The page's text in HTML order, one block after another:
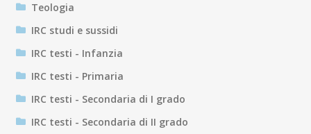
Teologia
IRC studi e sussidi
IRC testi - Infanzia
IRC testi - Primaria
IRC testi - Secondaria di I grado
IRC testi - Secondaria di II grado